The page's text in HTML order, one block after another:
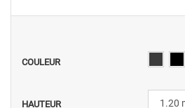
COULEUR
HAUTEUR